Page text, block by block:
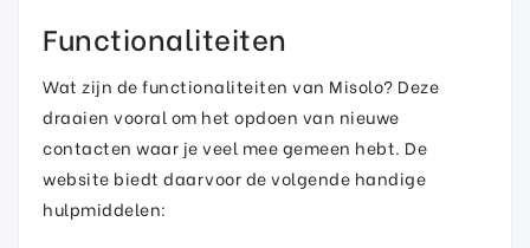
Functionaliteiten
Wat zijn de functionaliteiten van Misolo? Deze
draaien vooral om het opdoen van nieuwe
contacten waar je veel mee gemeen hebt. De
website biedt daarvoor de volgende handige
hulpmiddelen: